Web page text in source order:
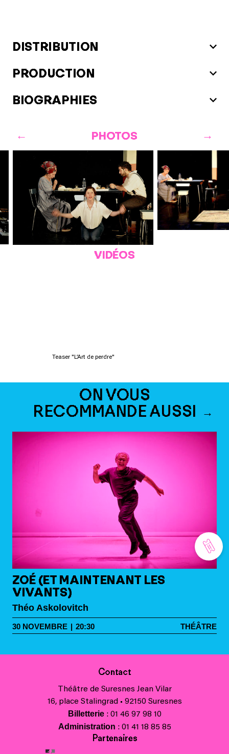
DISTRIBUTION
PRODUCTION
BIOGRAPHIES
PHOTOS
VIDÉOS
Teaser "L’Art de perdre"
ON VOUS
RECOMMANDE AUSSI
ZOÉ (ET MAINTENANT LES
VIVANTS)
Théo Askolovitch
30 NOVEMBRE | 20:30 THÉÂTRE
Contact
Théâtre de Suresnes Jean Vilar
16, place Stalingrad • 92150 Suresnes
Billetterie: 01 46 97 98 10
Administration : 01 41 18 85 85
Partenaires